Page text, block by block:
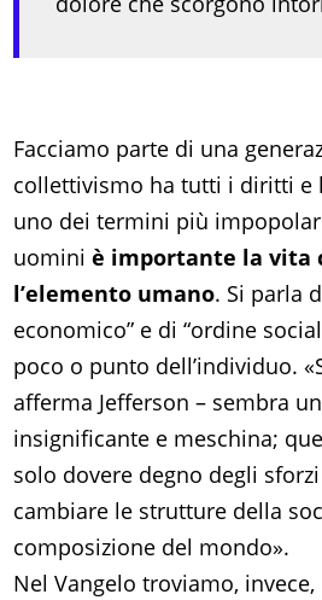
Facciamo parte di una
collettivismo ha tutti i diritti e
uno dei termini più
uominiè importante la vita
l’elemento umano. Si parla
economico” e di “ordine
poco o punto dell’individuo.
afferma Jefferson – sembra
insignificante e meschina;
solo dovere degno degli
cambiare le strutture della
composizione del mondo».
Nel Vangelo troviamo,